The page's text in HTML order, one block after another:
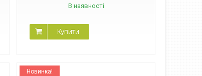
В наявності
Купити
Новинка!